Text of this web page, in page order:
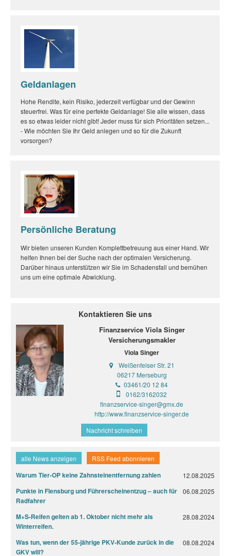
Geldanlagen
Hohe Rendite, kein Risiko, jederzeit verfügbar und der Gewinn
steuerfrei. Was für eine perfekte Geldanlage! Sie alle wissen, dass
es so etwas leider nicht gibt! Jeder muss für sich Prioritäten setzen...
- Wie möchten Sie Ihr Geld anlegen und so für die Zukunft
vorsorgen?
Persönliche Beratung
Wir bieten unseren Kunden Komplettbetreuung aus einer Hand. Wir
helfen Ihnen bei der Suche nach der optimalen Versicherung.
Darüber hinaus unterstützen wir Sie im Schadensfall und bemühen
uns um eine optimale Abwicklung.
Kontaktieren Sie uns
Finanzservice Viola Singer
Versicherungsmakler
Viola Singer
Weißenfelser Str. 21
06217 Merseburg
03461/20 12 84
0162/3162032
finanzservice-singer@gmx.de
http://www.finanzservice-singer.de
Nachricht schreiben
alle News anzeigen
RSS Feed abonnieren
12.08.2025
Warum Tier-OP keine Zahnsteinentfernung zahlen
06.08.2025
Punkte in Flensburg und Führerscheinentzug – auch für
Radfahrer
28.08.2024
M+S-Reifen gelten ab 1. Oktober nicht mehr als
Winterreifen.
08.08.2024
Was tun, wenn der 55-jährige PKV-Kunde zurück in die
GKV will?